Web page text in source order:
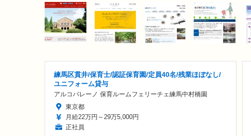
練馬区貫井/保育士/認証保育園/定員40名/残業ほぼなし/
ユニフォーム貸与
アルコバレーノ 保育ルームフェリーチェ練馬中村橋園
東京都
月給22万円～29万5,000円
正社員